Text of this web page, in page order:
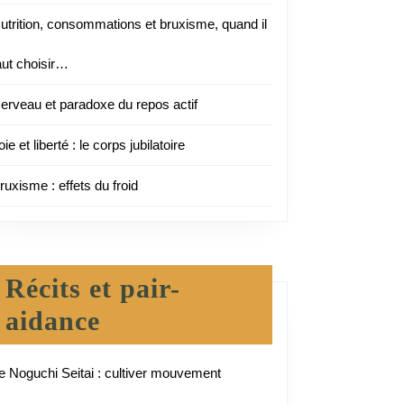
consommations et bruxisme, quand il
choisir…
et paradoxe du repos actif
et liberté : le corps jubilatoire
: effets du froid
Récits et pair-
aidance
Noguchi Seitai : cultiver mouvement